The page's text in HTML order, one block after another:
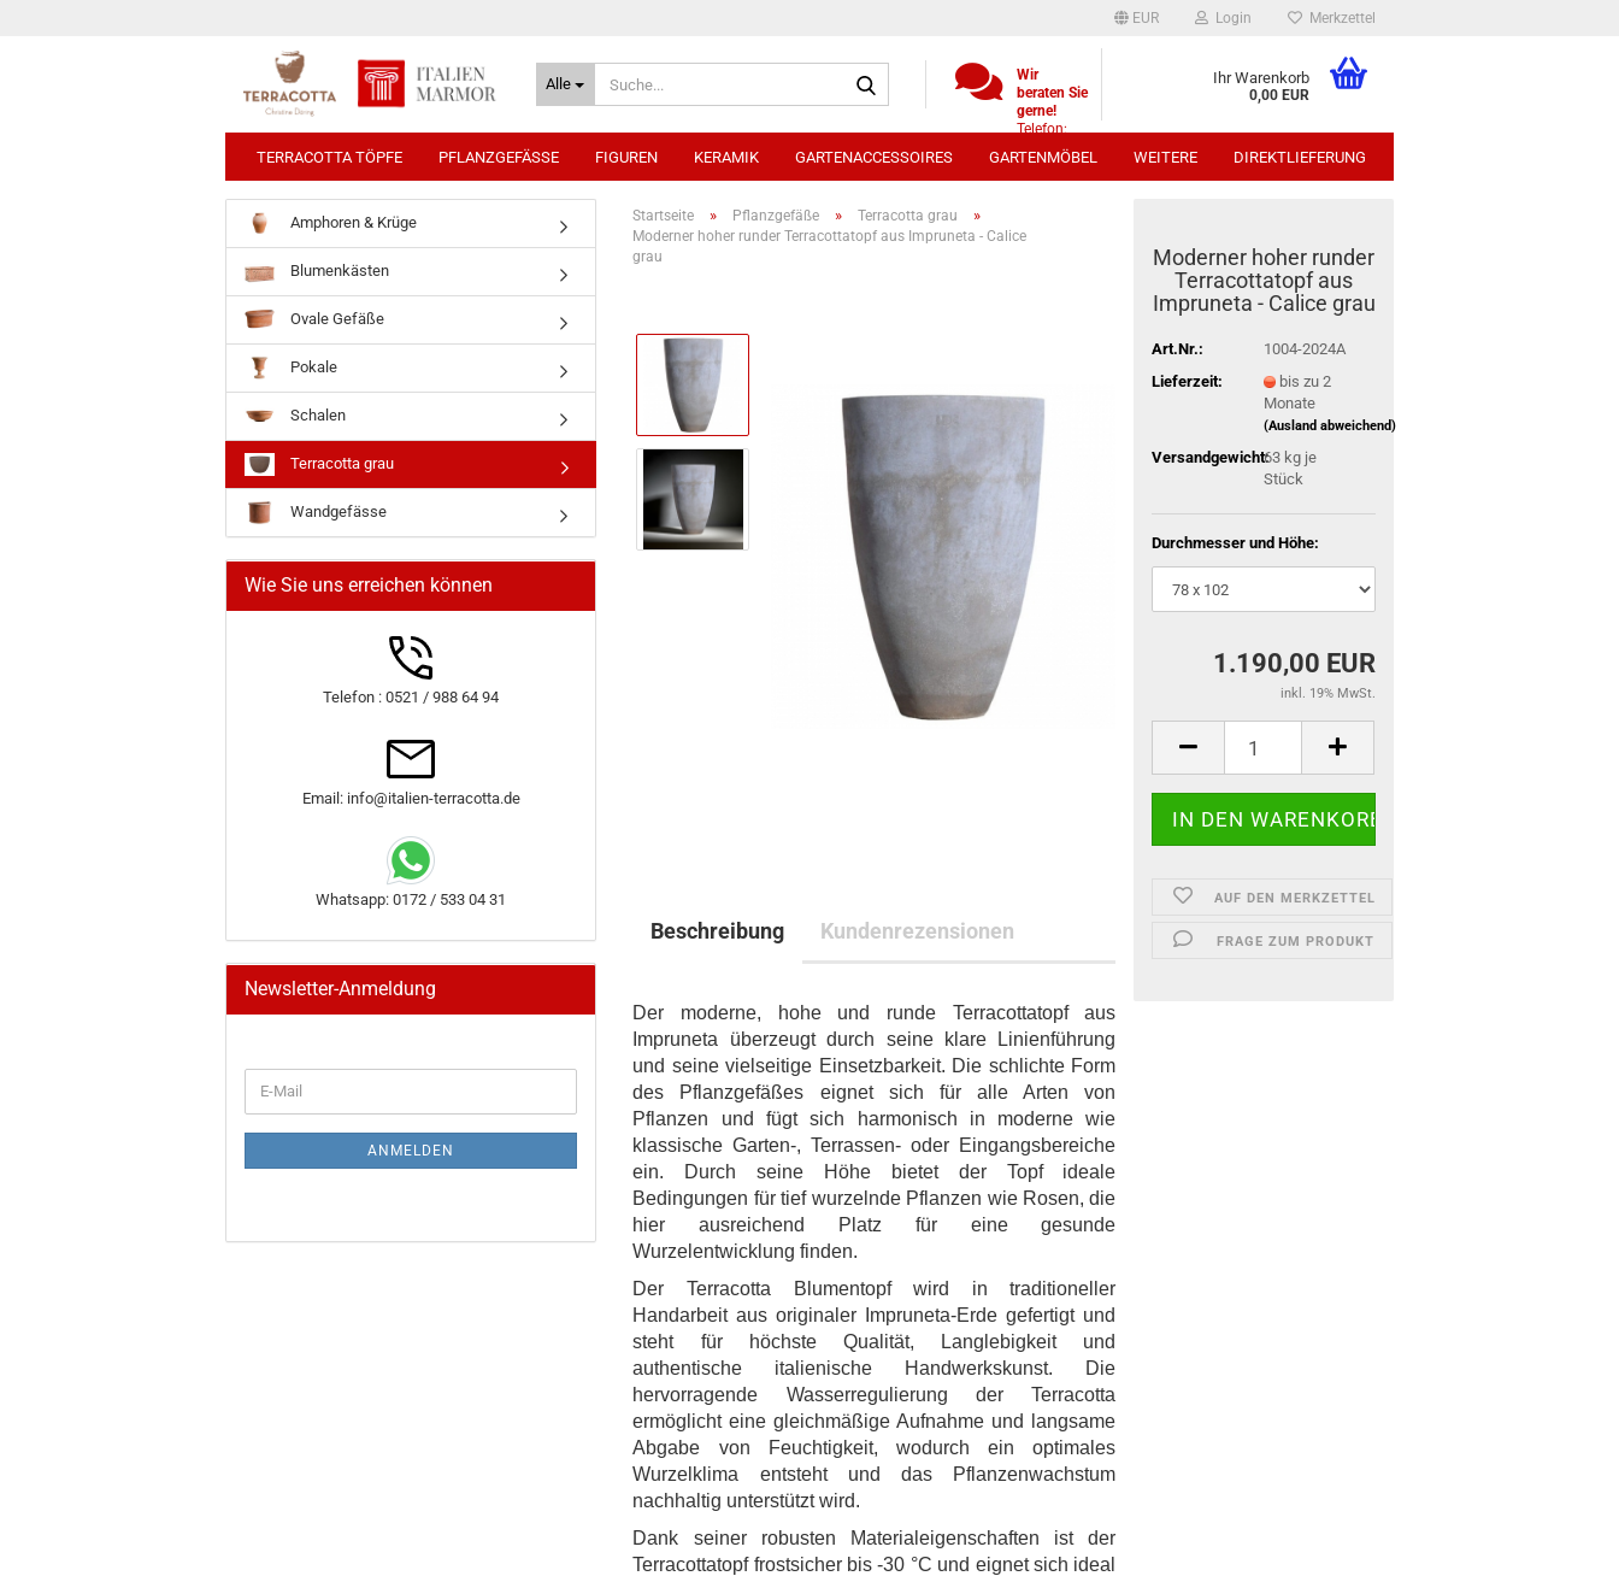
EUR Login Merkzettel
Alle
Wir
beraten Sie
gerne!
Telefon:
(0)521
9886494
5330431
Ihr Warenkorb
0,00 EUR
TERRACOTTA TÖPFE PFLANZGEFÄSSE FIGUREN KERAMIK GARTENACCESSOIRES GARTENMÖBEL DIREKTLIEFERUNG
WEITERE
Startseite » Pflanzgefäße » Terracotta grau »
Moderner hoher runder Terracottatopf aus Impruneta - Calice
grau
Moderner hoher runder
Terracottatopf aus
Impruneta - Calice grau
Art.Nr.:
1004-2024A
Lieferzeit:
bis zu 2
Monate
(Ausland abweichend)
Versandgewicht:63kg je
Stück
Durchmesser und Höhe:
1.190,00 EUR
inkl. 19% MwSt.
AUF DEN MERKZETTEL
FRAGE ZUM PRODUKT
Beschreibung Kundenrezensionen
Der moderne, hohe und runde Terracottatopf aus
Impruneta überzeugt durch seine klare Linienführung
und seine vielseitige Einsetzbarkeit. Die schlichte Form
des Pflanzgefäßes eignet sich für alle Arten von
Pflanzen und fügt sich harmonisch in moderne wie
klassische Garten-, Terrassen- oder Eingangsbereiche
ein. Durch seine Höhe bietet der Topf ideale
Bedingungen für tief wurzelnde Pflanzen wie Rosen, die
hier ausreichend Platz für eine gesunde
Wurzelentwicklung finden.
Der Terracotta Blumentopf wird in traditioneller
Handarbeit aus originaler Impruneta-Erde gefertigt und
steht für höchste Qualität, Langlebigkeit und
authentische italienische Handwerkskunst. Die
hervorragende Wasserregulierung der Terracotta
ermöglicht eine gleichmäßige Aufnahme und langsame
Abgabe von Feuchtigkeit, wodurch ein optimales
Wurzelklima entsteht und das Pflanzenwachstum
nachhaltig unterstützt wird.
Dank seiner robusten Materialeigenschaften ist der
Terracottatopf frostsicher bis -30 °C und eignet sich ideal
Amphoren & Krüge
Blumenkästen
Ovale Gefäße
Pokale
Schalen
Terracotta grau
Wandgefässe
Wie Sie uns erreichen können
Telefon : 0521 / 988 64 94
Email: info@italien-terracotta.de
Whatsapp: 0172 / 533 04 31
Newsletter-Anmeldung
ZUR
NEWSLETTER-
E-
Mail
ANMELDEN